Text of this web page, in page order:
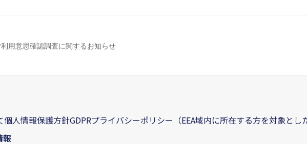
用意思確認調査に関するお知らせ
個人情報保護方針GDPRプライバシーポリシー（EEA域内に所在する方を対象とし
報